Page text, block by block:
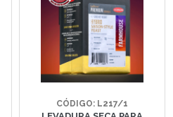
CÓDIGO: L217/1